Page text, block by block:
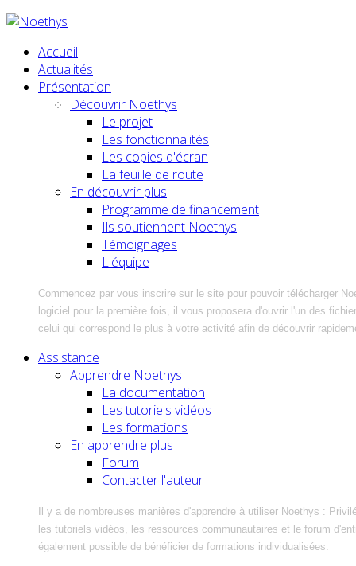
Accueil
Actualités
Présentation
Découvrir Noethys
Le projet
Les fonctionnalités
Les copies d'écran
La feuille de route
En découvrir plus
Programme de financement
Ils soutiennent Noethys
Témoignages
L'équipe
Commencez par vous inscrire sur le site pour pouvoir télécharger
logiciel pour la première fois, il vous proposera d'ouvrir l'un des
celui qui correspond le plus à votre activité afin de découvrir
Assistance
Apprendre Noethys
La documentation
Les tutoriels vidéos
Les formations
En apprendre plus
Forum
Contacter l'auteur
Il y a de nombreuses manières d'apprendre à utiliser Noethys :
les tutoriels vidéos, les ressources communautaires et le forum
également possible de bénéficier de formations individualisées.